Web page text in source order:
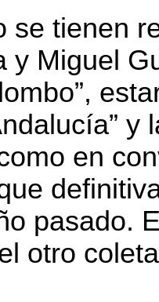
se tienen
y Miguel
en
pasado.
otro